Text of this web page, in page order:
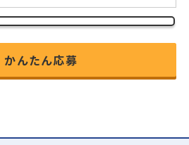
かんたん応募